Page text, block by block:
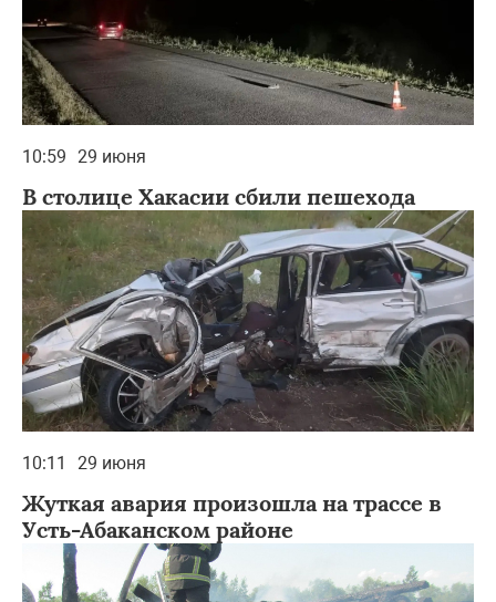
10:59 29 июня
В столице Хакасии сбили пешехода
10:11 29 июня
Жуткая авария произошла на трассе в
Усть-Абаканском районе